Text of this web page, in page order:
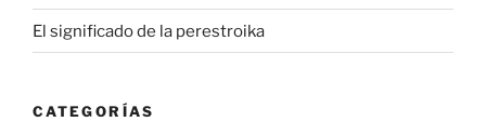
El significado de la perestroika
CATEGORÍAS